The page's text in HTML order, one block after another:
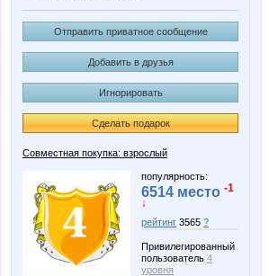
Отправить приватное сообщение
Добавить в друзья
Игнорировать
Сделать подарок
Совместная покупка: взрослый
популярность:
6514 место -1
↓
рейтинг 3565 ?
Привилегированный
пользователь 4
уровня